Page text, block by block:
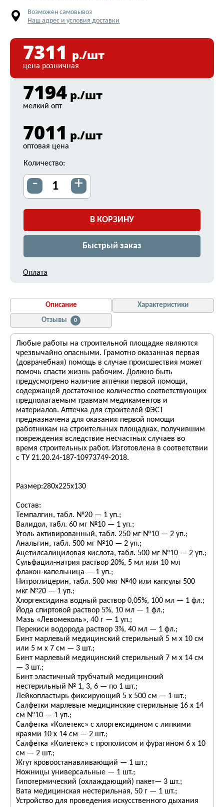
Возможен самовывоз
Наш адрес и условия доставки
7311 р./шт
цена розничная
7194 р./шт
мелкий опт
7011 р./шт
оптовая цена
Количество:
- +
В КОРЗИНУ
Быстрый заказ
Оплата
Описание
Характеристики
Отзывы
0
Любые работы на строительной площадке являются
чрезвычайно опасными. Грамотно оказанная первая
(доврачебная) помощь в случае происшествия может
помочь спасти жизнь рабочим. Должно быть
предусмотрено наличие аптечки первой помощи,
содержащей достаточное количество соответствующих
предполагаемым травмам медикаментов и
материалов. Аптечка для строителей ФЭСТ
предназначена для оказания первой помощи
работникам на строительных площадках, получившим
повреждения вследствие несчастных случаев во
время строительных работ. Изготовлена в соответствии
с ТУ 21.20.24-187-10973749-2018.
Размер:280х225х130
Состав:
Темпалгин, табл. №20 — 1 уп.;
Валидол, табл. 60 мг №10 — 1 уп.;
Уголь активированный, табл. 250 мг №10 — 2 уп.;
Анальгин, табл. 500 мг №10 — 2 уп.;
Ацетилсалициловая кислота, табл. 500 мг №10 — 2 уп.;
Сульфацил-натрия раствор 20%, 5 мл или 10 мл
флакон-капельница — 1 уп.;
Нитроглицерин, табл. 500 мкг №40 или капсулы 500
мкг №20 — 1 уп.;
Хлоргексидина водный раствор 0,05%, 100 мл — 1 фл.;
Йода спиртовой раствор 5%, 10 мл — 1 фл.;
Мазь «Левомеколь», 40 г — 1 уп.;
Перекиси водорода раствор 3%, 40 мл — 1 фл.;
Бинт марлевый медицинский стерильный 5 м х 10 см
или 5 м х 7 см — 3 шт.;
Бинт марлевый медицинский стерильный 7 м х 14 см
— 3 шт.;
Бинт эластичный трубчатый медицинский
нестерильный № 1, 3, 6 — по 1 шт.;
Лейкопластырь фиксирующий 5 х 500 см — 1 шт.;
Салфетки марлевые медицинские стерильные 16 х 14
см №10 — 1 уп.;
Салфетка «Колетекс» с хлоргексидином с липкими
краями 10 х 14 см — 2 шт.;
Салфетка «Колетекс» с прополисом и фурагином 6 х 10
см — 2 шт.;
Жгут кровоостанавливающий — 1 шт.;
Ножницы универсальные — 1 шт.;
Гипотермический (охлаждающий) пакет— 3 шт.;
Вата медицинская нестерильная, 50 г — 1 шт.;
Устройство для проведения искусственного дыхания